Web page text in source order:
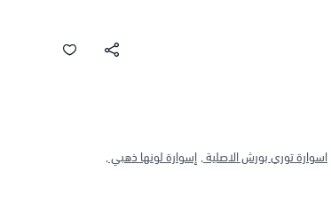
اسوارة توري بورش الاصلية , إسوارة لونها ذهبي ,